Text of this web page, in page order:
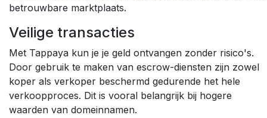
betrouwbare marktplaats.
Veilige transacties
Met Tappaya kun je je geld ontvangen zonder risico's.
Door gebruik te maken van escrow-diensten zijn zowel
koper als verkoper beschermd gedurende het hele
verkoopproces. Dit is vooral belangrijk bij hogere
waarden van domeinnamen.